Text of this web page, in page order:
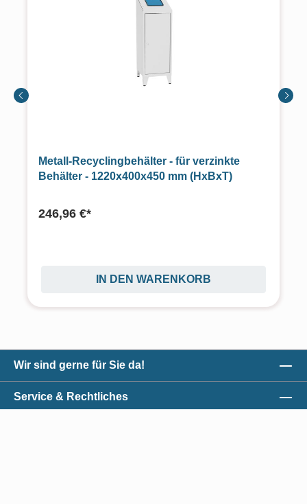
Metall-Recyclingbehälter - für verzinkte
Behälter - 1220x400x450 mm (HxBxT)
246,96 €*
IN DEN WARENKORB
Wir sind gerne für Sie da!
Service & Rechtliches